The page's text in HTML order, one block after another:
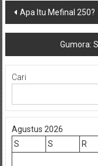
Navigasi
pos
Apa Itu Mefinal 250?
Gumora:
Cari
Agustus 2026
S
S R